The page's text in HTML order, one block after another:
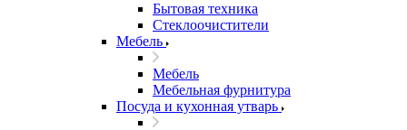
Бытовая техника
Стеклоочистители
Мебель
Мебель
Мебельная фурнитура
Посуда и кухонная утварь